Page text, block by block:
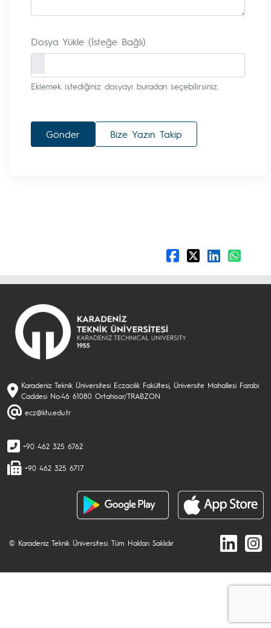
Dosya Yükle (İsteğe Bağlı)
Eklemek istediğiniz dosyayı buradan seçebilirsiniz.
Gönder Bize Yazın Takip
Karadeniz Teknik Üniversitesi Eczacılık Fakültesi, Üniversite Mahallesi Farabi
Caddesi No:46 61080 Ortahisar/TRABZON
ecz@ktu.edu.tr
+90 462 325 6762
+90 462 325 6717
© Karadeniz Teknik Üniversitesi. Tüm Hakları Saklıdır